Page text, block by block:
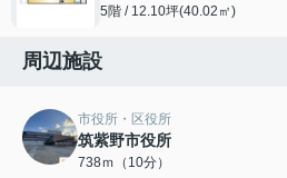
5階 / 12.10坪(40.02㎡)
周辺施設
市役所・区役所
筑紫野市役所
738ｍ（10分）